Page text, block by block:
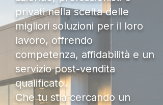
privati nella scelta delle
migliori soluzioni per il loro
lavoro, offrendo
competenza, affidabilità e un
servizio post-vendita
qualificato.
Che tu stia cercando un